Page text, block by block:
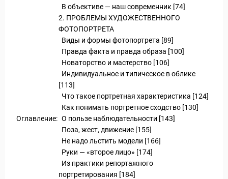
Оглавление:
В объективе — наш современник [74]
2. ПРОБЛЕМЫ ХУДОЖЕСТВЕННОГО
ФОТОПОРТРЕТА
Виды и формы фотопортрета [89]
Правда факта и правда образа [100]
Новаторство и мастерство [106]
Индивидуальное и типическое в облике
[113]
Что такое портретная характеристика [124]
Как понимать портретное сходство [130]
О пользе наблюдательности [143]
Поза, жест, движение [155]
Не надо льстить модели [166]
Руки — «второе лицо» [174]
Из практики репортажного
портретирования [184]